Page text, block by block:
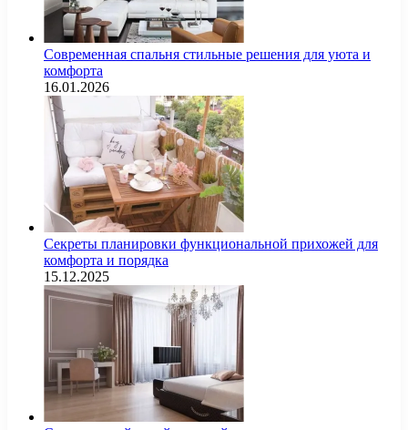
Современная спальня стильные решения для уюта и
комфорта
16.01.2026
Секреты планировки функциональной прихожей для
комфорта и порядка
15.12.2025